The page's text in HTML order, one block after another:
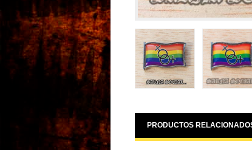
PRODUCTOS